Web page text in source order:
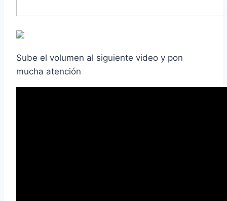
Sube el volumen al siguiente video y pon
mucha atención